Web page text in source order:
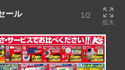
ール 1/2
拡大